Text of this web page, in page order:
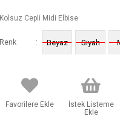
Kolsuz Cepli Midi Elbise
Renk : Beyaz Siyah
Favorilere Ekle
İstek Listeme
Ekle